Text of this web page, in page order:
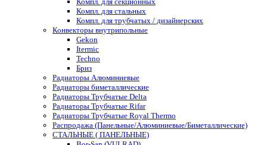
Компл. для стальных
Компл. для трубчатых / дизайнерских
Конвекторы внутрипольные
Gekon
Itermic
Techno
Бриз
Радиаторы Алюминиевые
Радиаторы биметаллические
Радиаторы Трубчатые Delta
Радиаторы Трубчатые Rifar
Радиаторы Трубчатые Royal Thermo
Распродажа (Панельные/Алюминиевые/Биметаллические)
СТАЛЬНЫЕ ( ПАНЕЛЬНЫЕ)